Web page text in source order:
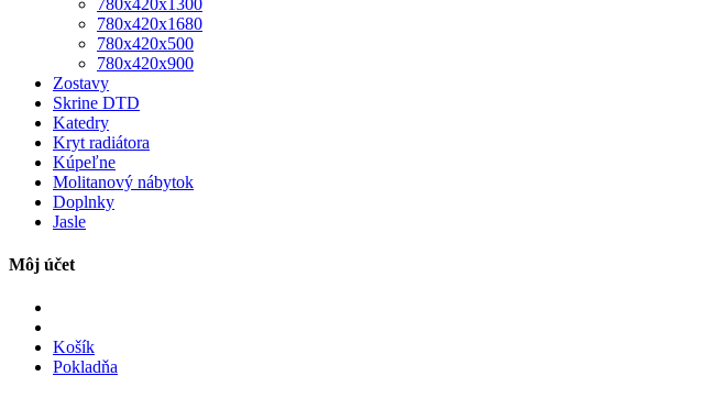
780x420x1680
780x420x500
780x420x900
Zostavy
Skrine DTD
Katedry
Kryt radiátora
Kúpeľne
Molitanový nábytok
Doplnky
Jasle
Môj účet
Košík
Pokladňa